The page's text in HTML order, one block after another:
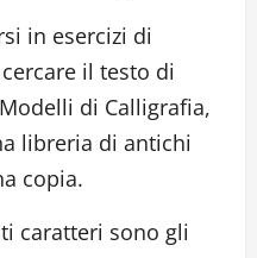
in esercizi di
il testo di
di Calligrafia,
libreria di antichi
copia.
caratteri sono gli